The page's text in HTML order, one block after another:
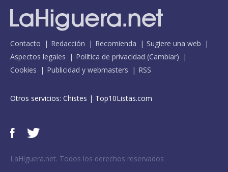
Contacto Redacción Recomienda
Sugiere una web
Aspectos legales
Política de privacidad (Cambiar)
Cookies
Publicidad y webmasters RSS
Otros servicios: Chistes | Top10Listas.com
LaHiguera.net. Todos los derechos reservados